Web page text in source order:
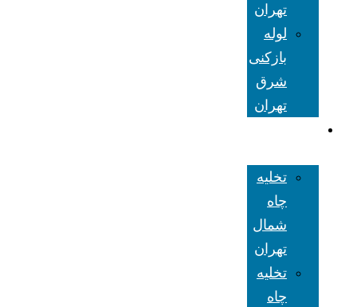
تهران
لوله
بازکنی
شرق
تهران
تخلیه
چاه
شمال
تهران
تخلیه
چاه